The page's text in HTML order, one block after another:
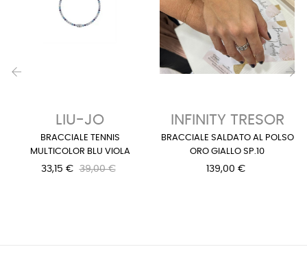
LIU-JO
BRACCIALE TENNIS
MULTICOLOR BLU VIOLA
33,15 € 39,00 €
INFINITY TRESOR
BRACCIALE SALDATO AL POLSO
ORO GIALLO SP.10
139,00 €